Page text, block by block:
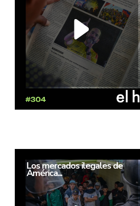
Los mercados ilegales de
América...